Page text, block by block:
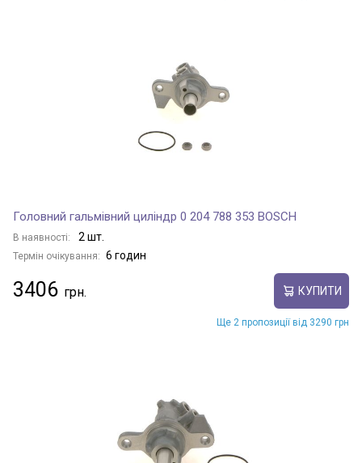
Головний гальмівний циліндр 0 204 788 353 BOSCH
В наявності: 2 шт.
Термін очікування: 6 годин
3406 КУПИТИ
Ще 2 пропозиції від 3290 грн